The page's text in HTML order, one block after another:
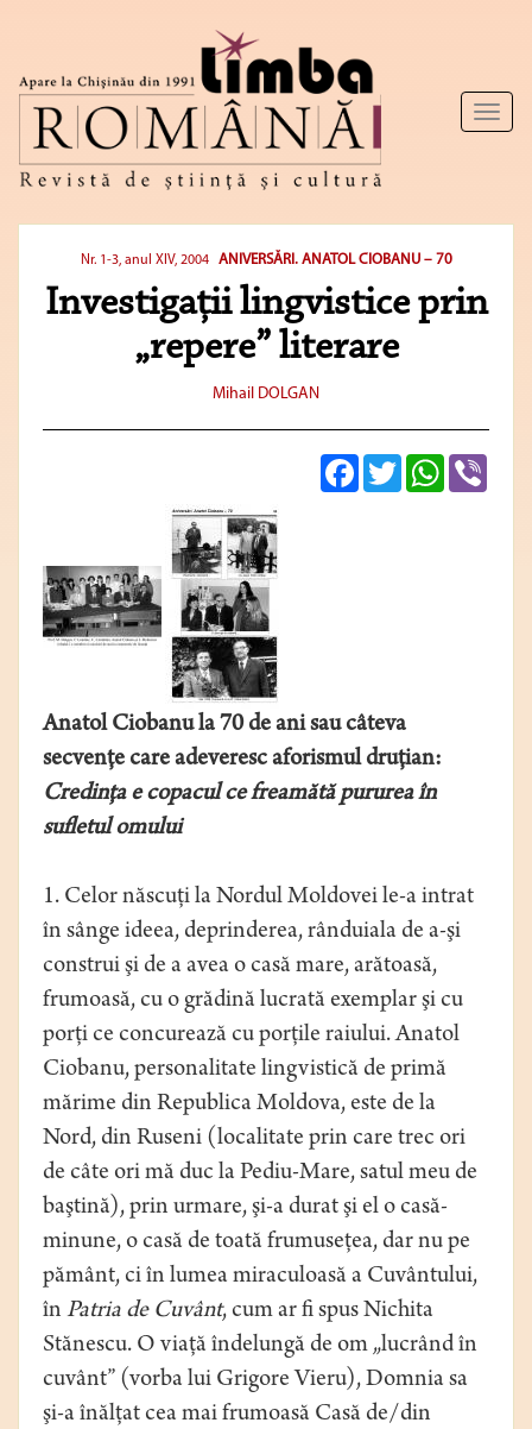
Toggle
Nr. 1-3, anul XIV, 2004 ANIVERSĂRI. ANATOL CIOBANU – 70
Investigaţii lingvistice prin
„repere” literare
Mihail DOLGAN
FacebookTwitterWhatsApp
Anatol Ciobanu la 70 de ani sau câteva
secvenţe care adeveresc aforismul druţian:
Credinţa e copacul ce freamătă pururea în
sufletul omului
1. Celor născuţi la Nordul Moldovei le-a intrat
în sânge ideea, deprinderea, rânduiala de a-şi
construi şi de a avea o casă mare, arătoasă,
frumoasă, cu o grădină lucrată exemplar şi cu
porţi ce concurează cu porţile raiului. Anatol
Ciobanu, personalitate lingvistică de primă
mărime din Republica Moldova, este de la
Nord, din Ruseni (localitate prin care trec ori
de câte ori mă duc la Pediu-Mare, satul meu de
baştină), prin urmare, şi-a durat şi el o casă-
minune, o casă de toată frumuseţea, dar nu pe
pământ, ci în lumea miraculoasă a Cuvântului,
în Patria de Cuvânt, cum ar fi spus Nichita
Stănescu. O viaţă îndelungă de om „lucrând în
cuvânt” (vorba lui Grigore Vieru), Domnia sa
şi-a înălţat cea mai frumoasă Casă de/din